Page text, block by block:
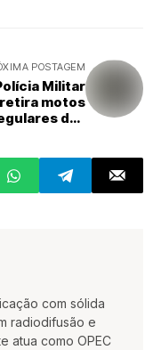
POSTAGEM
Militar
retira motos
das
Justiça
com sólida
radiodifusão e
atua como OPEC